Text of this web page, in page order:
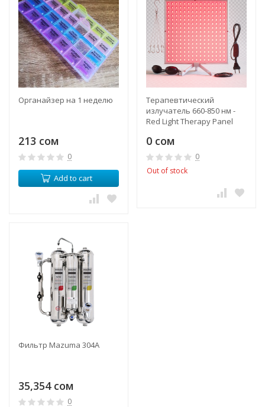
Органайзер на 1 неделю
213 сом
0
Add to cart
Терапевтический
излучатель 660-850 нм -
Red Light Therapy Panel
0 сом
0
Out of stock
Фильтр Mazuma 304A
35,354 сом
0